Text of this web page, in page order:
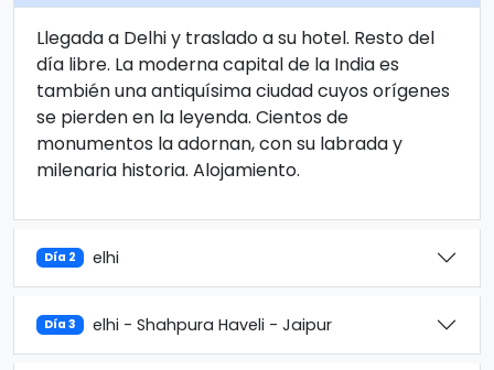
Llegada a Delhi y traslado a su hotel. Resto del
día libre. La moderna capital de la India es
también una antiquísima ciudad cuyos orígenes
se pierden en la leyenda. Cientos de
monumentos la adornan, con su labrada y
milenaria historia. Alojamiento.
Día 2 elhi
Día 3 elhi - Shahpura Haveli - Jaipur